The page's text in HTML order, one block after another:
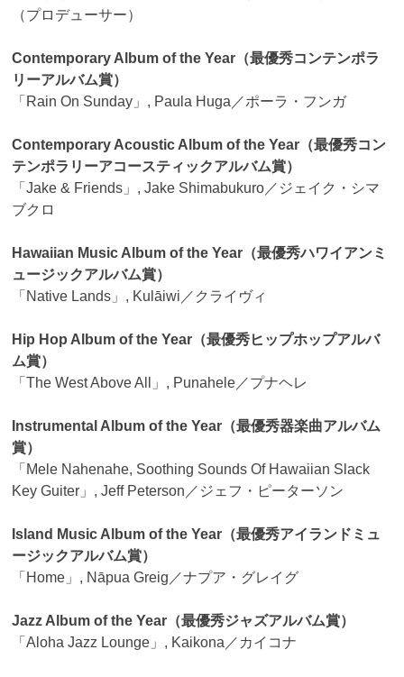
（プロデューサー）
Contemporary Album of the Year（最優秀コンテンポラ
リーアルバム賞）
「Rain On Sunday」, Paula Huga／ポーラ・フンガ
Contemporary Acoustic Album of the Year（最優秀コン
テンポラリーアコースティックアルバム賞）
「Jake & Friends」, Jake Shimabukuro／ジェイク・シマ
ブクロ
Hawaiian Music Album of the Year（最優秀ハワイアンミ
ュージックアルバム賞）
「Native Lands」, Kulāiwi／クライヴィ
Hip Hop Album of the Year（最優秀ヒップホップアルバ
ム賞）
「The West Above All」, Punahele／プナヘレ
Instrumental Album of the Year（最優秀器楽曲アルバム
賞）
「Mele Nahenahe, Soothing Sounds Of Hawaiian Slack
Key Guiter」, Jeff Peterson／ジェフ・ピーターソン
Island Music Album of the Year（最優秀アイランドミュ
ージックアルバム賞）
「Home」, Nāpua Greig／ナプア・グレイグ
Jazz Album of the Year（最優秀ジャズアルバム賞）
「Aloha Jazz Lounge」, Kaikona／カイコナ